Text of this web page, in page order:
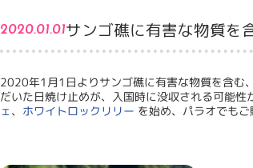
2020.01.01サンゴ礁に有害な物質を
2020年1月1日よりサンゴ礁に有害な物質を含む
だいた日焼け止めが、入国時に没収される可能
ェ 、 ホワイトロックリリー を始め、パラオでもご